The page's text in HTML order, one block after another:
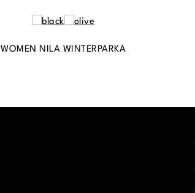
WOMEN NILA WINTERPARKA